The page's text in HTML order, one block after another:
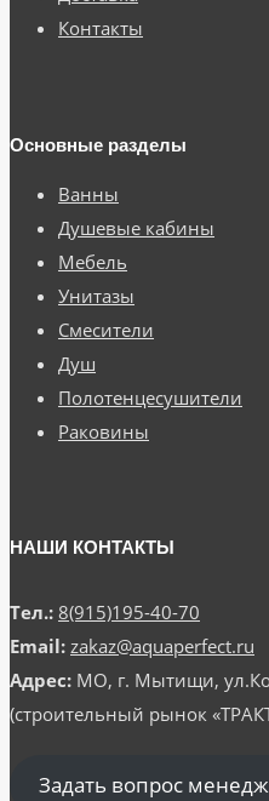
Контакты
Основные разделы
Ванны
Душевые кабины
Мебель
Унитазы
Смесители
Душ
Полотенцесушители
Раковины
НАШИ КОНТАКТЫ
Тел.: 8(915)195-40-70
Email: zakaz@aquaperfect.ru
Адрес: МО, г. Мытищи,
(строительный рынок
Задать вопрос